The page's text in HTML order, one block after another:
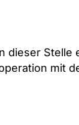
Stelle
mit